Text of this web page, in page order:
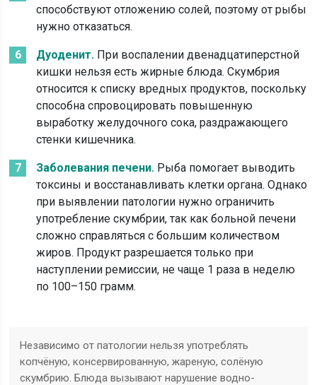
способствуют отложению солей, поэтому от рыбы
нужно отказаться.
Дуоденит. При воспалении двенадцатиперстной
кишки нельзя есть жирные блюда. Скумбрия
относится к списку вредных продуктов, поскольку
способна спровоцировать повышенную
выработку желудочного сока, раздражающего
стенки кишечника.
Заболевания печени. Рыба помогает выводить
токсины и восстанавливать клетки органа. Однако
при выявлении патологии нужно ограничить
употребление скумбрии, так как больной печени
сложно справляться с большим количеством
жиров. Продукт разрешается только при
наступлении ремиссии, не чаще 1 раза в неделю
по 100–150 грамм.
Независимо от патологии нельзя употреблять
копчёную, консервированную, жареную, солёную
скумбрию. Блюда вызывают нарушение водно-